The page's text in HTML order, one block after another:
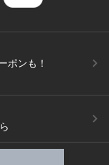
ポンも！